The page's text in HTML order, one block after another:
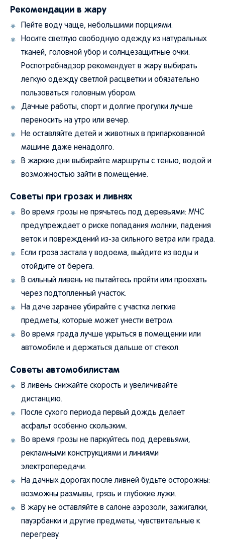
Рекомендации в жару
Пейте воду чаще, небольшими порциями.
Носите светлую свободную одежду из натуральных
тканей, головной убор и солнцезащитные очки.
Роспотребнадзор рекомендует в жару выбирать
легкую одежду светлой расцветки и обязательно
пользоваться головным убором.
Дачные работы, спорт и долгие прогулки лучше
переносить на утро или вечер.
Не оставляйте детей и животных в припаркованной
машине даже ненадолго.
В жаркие дни выбирайте маршруты с тенью, водой и
возможностью зайти в помещение.
Советы при грозах и ливнях
Во время грозы не прячьтесь под деревьями: МЧС
предупреждает о риске попадания молнии, падения
веток и повреждений из-за сильного ветра или града.
Если гроза застала у водоема, выйдите из воды и
отойдите от берега.
В сильный ливень не пытайтесь пройти или проехать
через подтопленный участок.
На даче заранее убирайте с участка легкие
предметы, которые может унести ветром.
Во время града лучше укрыться в помещении или
автомобиле и держаться дальше от стекол.
Советы автомобилистам
В ливень снижайте скорость и увеличивайте
дистанцию.
После сухого периода первый дождь делает
асфальт особенно скользким.
Во время грозы не паркуйтесь под деревьями,
рекламными конструкциями и линиями
электропередачи.
На дачных дорогах после ливней будьте осторожны:
возможны размывы, грязь и глубокие лужи.
В жару не оставляйте в салоне аэрозоли, зажигалки,
пауэрбанки и другие предметы, чувствительные к
перегреву.